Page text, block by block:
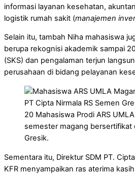
informasi layanan kesehatan,
logistik rumah sakit (manajemen
Selain itu, tambah Niha mahasiswa
berupa rekognisi akademik sampai
(SKS) dan pengalaman terjun
perusahaan di bidang pelayanan
20 Mahasiswa Prodi ARS
semester magang bersertifikat
Gresik.
Sementara itu, Direktur SDM PT.
KFR menyampaikan ras aterima